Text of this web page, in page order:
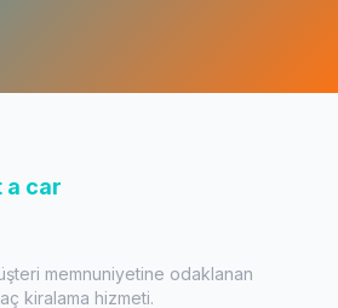
a car
memnuniyetine odaklanan
kiralama hizmeti.